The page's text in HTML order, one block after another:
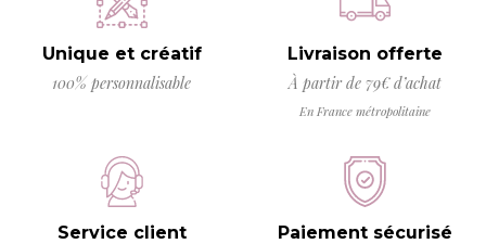
Unique et créatif
100% personnalisable
Livraison offerte
À partir de 79€ d’achat
En France métropolitaine
Service client
Paiement sécurisé